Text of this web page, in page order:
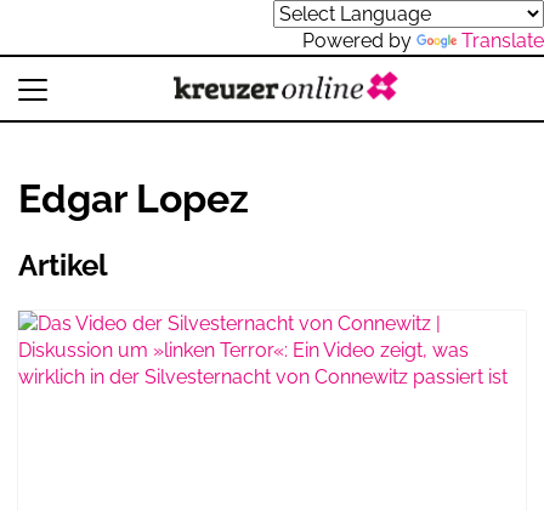
Powered by Translate
Edgar Lopez
Artikel